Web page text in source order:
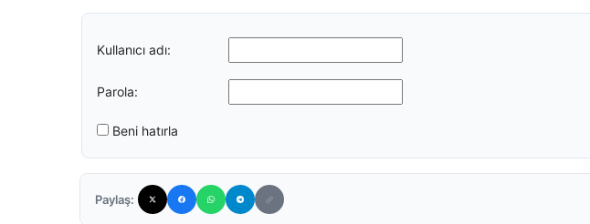
Kullanıcı adı:
Parola:
Beni hatırla
Paylaş: